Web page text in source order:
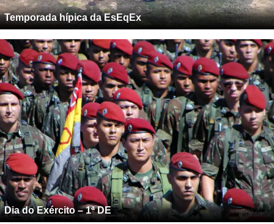
Temporada hípica da EsEqEx
Dia do Exército – 1ª DE